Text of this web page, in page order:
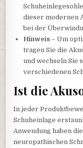
dieser modernen
bei der
Hinweis– Um
tragen Sie die
und wechseln Sie
verschiedenen
Ist die
In jeder
Schuheinlage
Anwendung haben
neuropathischen